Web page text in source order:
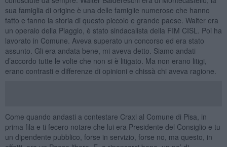
sua famiglia di origine è una delle famiglie numerose che hanno
fatto e fanno la storia di questo piccolo e grande paese. Walter era
un operaio della Piaggio, è stato sindacalista della FIM CISL. Poi ha
lavorato in Comune. Aveva superato un concorso ed era stato
assunto. Gli era andata bene, mi aveva detto. Siamo andati
d’accordo tutte le volte che non si è litigato. Ma non erano litigi,
erano contrasti e differenze di opinioni e chissà chi aveva ragione.
Come quando andasti a contestare Craxi al Comune di Pisa, in
prima fila e ti fecero notare che lui era Presidente del Consiglio e tu
un dipendente pubblico, forse in servizio, forse no, ma questo, in